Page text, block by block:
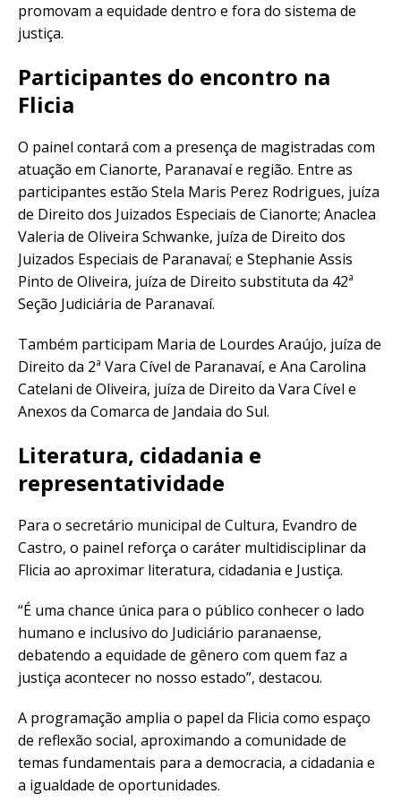
promovam a equidade dentro e fora do sistema de
justiça.
Participantes do encontro na
Flicia
O painel contará com a presença de magistradas com
atuação em Cianorte, Paranavaí e região. Entre as
participantes estão Stela Maris Perez Rodrigues, juíza
de Direito dos Juizados Especiais de Cianorte; Anaclea
Valeria de Oliveira Schwanke, juíza de Direito dos
Juizados Especiais de Paranavaí; e Stephanie Assis
Pinto de Oliveira, juíza de Direito substituta da 42ª
Seção Judiciária de Paranavaí.
Também participam Maria de Lourdes Araújo, juíza de
Direito da 2ª Vara Cível de Paranavaí, e Ana Carolina
Catelani de Oliveira, juíza de Direito da Vara Cível e
Anexos da Comarca de Jandaia do Sul.
Literatura, cidadania e
representatividade
Para o secretário municipal de Cultura, Evandro de
Castro, o painel reforça o caráter multidisciplinar da
Flicia ao aproximar literatura, cidadania e Justiça.
“É uma chance única para o público conhecer o lado
humano e inclusivo do Judiciário paranaense,
debatendo a equidade de gênero com quem faz a
justiça acontecer no nosso estado”, destacou.
A programação amplia o papel da Flicia como espaço
de reflexão social, aproximando a comunidade de
temas fundamentais para a democracia, a cidadania e
a igualdade de oportunidades.